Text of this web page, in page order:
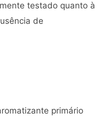
testado quanto à
de
primário